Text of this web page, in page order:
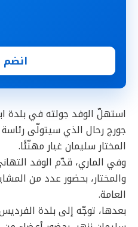
انضم
استهلّ الوفد جولته في بلدة
جورج رحال الذي سيتولّى
المختار سليمان غبار مهنّئًا.
وفي الماري، قدّم الوفد
والمختار، بحضور عدد من
العامة.
بعدها، توجّه إلى بلدة